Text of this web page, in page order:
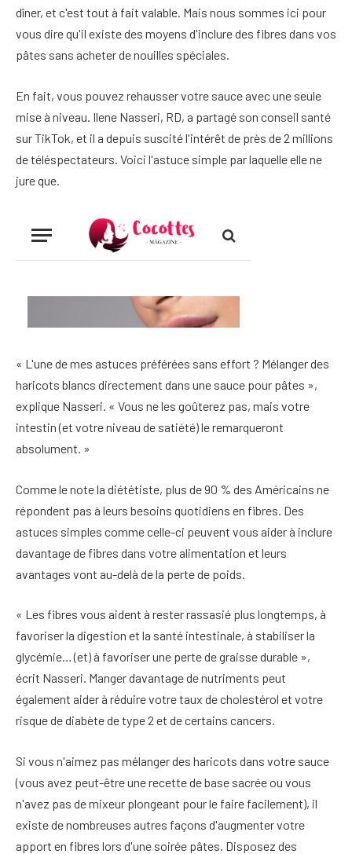
dîner, et c'est tout à fait valable. Mais nous sommes ici pour
vous dire qu'il existe des moyens d'inclure des fibres dans vos
pâtes sans acheter de nouilles spéciales.
En fait, vous pouvez rehausser votre sauce avec une seule
mise à niveau. Ilene Nasseri, RD, a partagé son conseil santé
sur TikTok, et il a depuis suscité l'intérêt de près de 2 millions
de téléspectateurs. Voici l'astuce simple par laquelle elle ne
jure que.
« L'une de mes astuces préférées sans effort ? Mélanger des
haricots blancs directement dans une sauce pour pâtes »,
explique Nasseri. « Vous ne les goûterez pas, mais votre
intestin (et votre niveau de satiété) le remarqueront
absolument. »
Comme le note la diététiste, plus de 90 % des Américains ne
répondent pas à leurs besoins quotidiens en fibres. Des
astuces simples comme celle-ci peuvent vous aider à inclure
davantage de fibres dans votre alimentation et leurs
avantages vont au-delà de la perte de poids.
« Les fibres vous aident à rester rassasié plus longtemps, à
favoriser la digestion et la santé intestinale, à stabiliser la
glycémie… (et) à favoriser une perte de graisse durable »,
écrit Nasseri. Manger davantage de nutriments peut
également aider à réduire votre taux de cholestérol et votre
risque de diabète de type 2 et de certains cancers.
Si vous n'aimez pas mélanger des haricots dans votre sauce
(vous avez peut-être une recette de base sacrée ou vous
n'avez pas de mixeur plongeant pour le faire facilement), il
existe de nombreuses autres façons d'augmenter votre
apport en fibres lors d'une soirée pâtes. Disposez des